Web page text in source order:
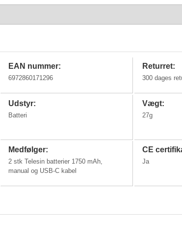
EAN nummer:
6972860171296
Returret:
300 dages
Udstyr:
Batteri
Vægt:
27g
Medfølger:
2 stk Telesin batterier 1750 mAh,
manual og USB-C kabel
CE
Ja